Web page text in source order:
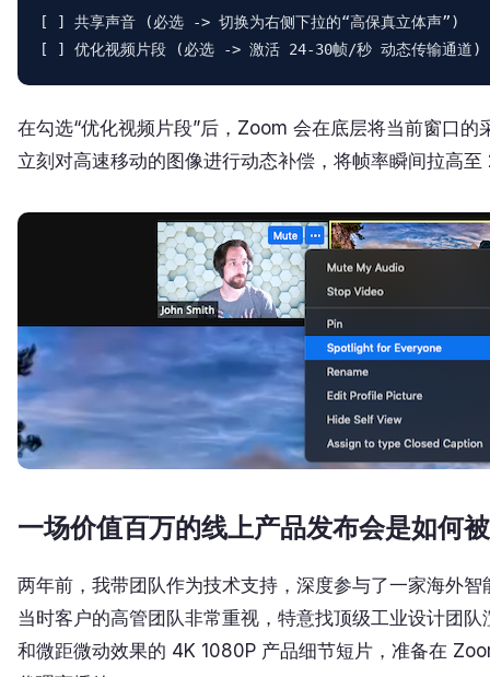
[ ] 共享声音 (必选 -> 切换为右侧下拉的“高保真立体声”)
在勾选“优化视频片段”后，Zoom 会在底层将当前窗口的
立刻对高速移动的图像进行动态补偿，将帧率瞬间拉高
一场价值百万的线上产品发布会是如何
两年前，我带团队作为技术支持，深度参与了一家海外
当时客户的高管团队非常重视，特意找顶级工业设计团
和微距微动效果的 4K 1080P 产品细节短片，准备在